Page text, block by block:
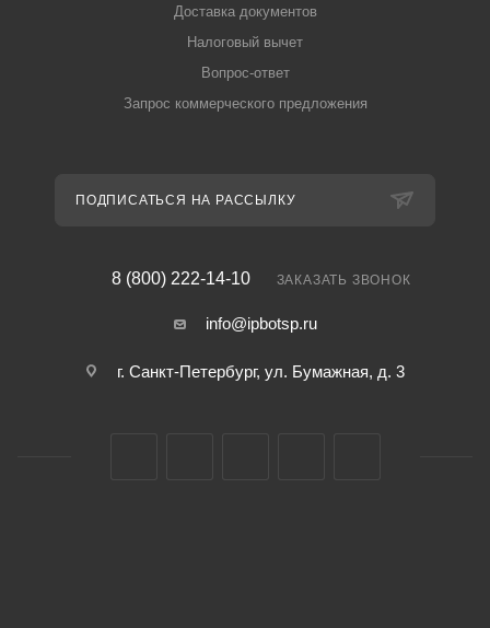
Доставка документов
Налоговый вычет
Вопрос-ответ
Запрос коммерческого предложения
ПОДПИСАТЬСЯ НА РАССЫЛКУ
8 (800) 222-14-10 ЗАКАЗАТЬ ЗВОНОК
info@ipbotsp.ru
г. Санкт-Петербург, ул. Бумажная, д. 3